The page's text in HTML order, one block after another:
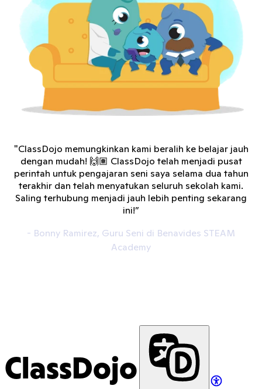
"ClassDojo memungkinkan kami beralih ke belajar jauh
dengan mudah! 🙌🏽 ClassDojo telah menjadi pusat
perintah untuk pengajaran seni saya selama dua tahun
terakhir dan telah menyatukan seluruh sekolah kami.
Saling terhubung menjadi jauh lebih penting sekarang
ini!”
- Bonny Ramirez, Guru Seni di Benavides STEAM
Academy
ClassDojo